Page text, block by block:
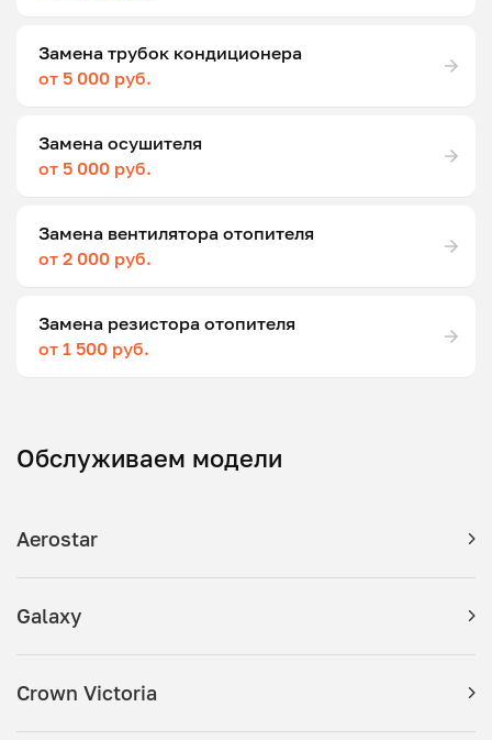
Замена трубок кондиционера
от 5 000 руб.
Замена осушителя
от 5 000 руб.
Замена вентилятора отопителя
от 2 000 руб.
Замена резистора отопителя
от 1 500 руб.
Обслуживаем модели
Aerostar
Galaxy
Crown Victoria